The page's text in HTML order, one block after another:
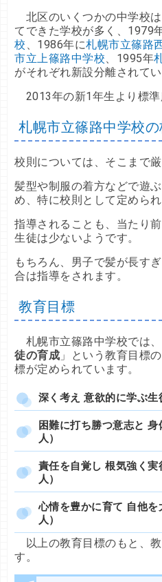
北区のいくつかの中学校
てできた学校が多く、1979年
校 、1986年に札幌市立篠路
市立上篠路中学校、1995年
がそれぞれ新設分離されてい
2013年の新1年生より標準
札幌市立篠路中学校の
校則については、そこまで
髪型や制服の着方などで遊
め、特に校則として定められ
指導されることも、当たり
生徒は少ないようです。
もちろん、男子で髪が長す
合は指導をされます。
教育目標
札幌市立篠路中学校では
徒の育成 」という教育目標
標が定められています。
深く考え 意欲的に学ぶ生
困難に打ち勝つ意志と
人）
責任を自覚し 根気強く
人）
心情を豊かに育て 自他
人）
以上の教育目標のもと、
す。